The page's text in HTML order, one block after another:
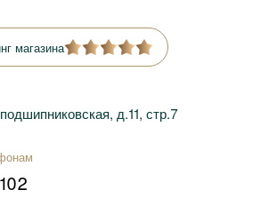
магазина
д.11, стр.7